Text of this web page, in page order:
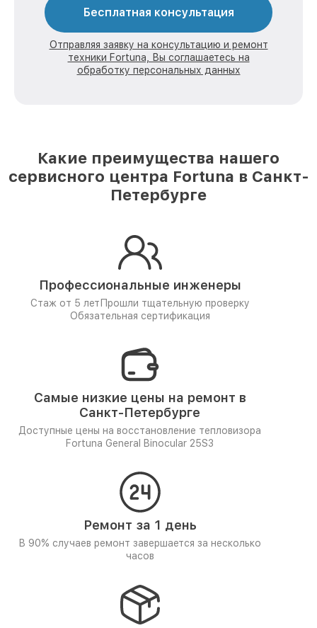
Бесплатная консультация
Отправляя заявку на консультацию и ремонт
техники Fortuna, Вы соглашаетесь на
обработку персональных данных
Какие преимущества нашего
сервисного центра Fortuna в Санкт-
Петербурге
Профессиональные инженеры
Стаж от 5 лет Прошли тщательную проверку
Обязательная сертификация
Самые низкие цены на ремонт в
Санкт-Петербурге
Доступные цены на восстановление тепловизора
Fortuna General Binocular 25S3
Ремонт за 1 день
В 90% случаев ремонт завершается за несколько
часов